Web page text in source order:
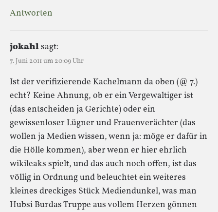
Antworten
jokahlsagt:
7. Juni 2011 um 20:09 Uhr
Ist der verifizierende Kachelmann da oben (@ 7.)
echt? Keine Ahnung, ob er ein Vergewaltiger ist
(das entscheiden ja Gerichte) oder ein
gewissenloser Lügner und Frauenverächter (das
wollen ja Medien wissen, wenn ja: möge er dafür in
die Hölle kommen), aber wenn er hier ehrlich
wikileaks spielt, und das auch noch offen, ist das
völlig in Ordnung und beleuchtet ein weiteres
kleines dreckiges Stück Mediendunkel, was man
Hubsi Burdas Truppe aus vollem Herzen gönnen